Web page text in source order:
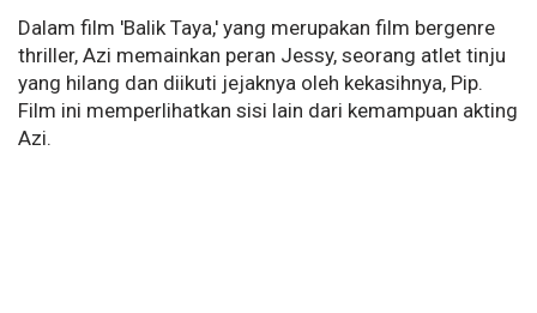
Dalam film 'Balik Taya,' yang merupakan film bergenre
thriller, Azi memainkan peran Jessy, seorang atlet tinju
yang hilang dan diikuti jejaknya oleh kekasihnya, Pip.
Film ini memperlihatkan sisi lain dari kemampuan akting
Azi.